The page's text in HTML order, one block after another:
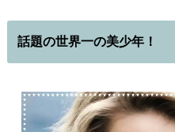
話題の世界一の美少年！